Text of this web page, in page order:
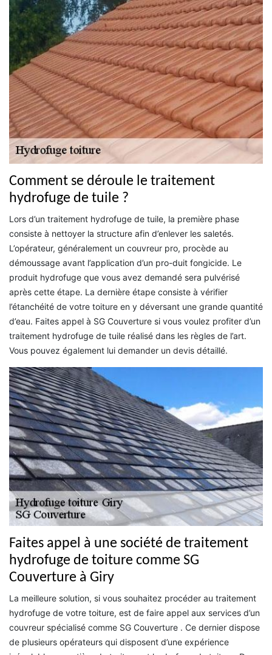
Comment se déroule le traitement
hydrofuge de tuile ?
Lors d’un traitement hydrofuge de tuile, la première phase
consiste à nettoyer la structure afin d’enlever les saletés.
L’opérateur, généralement un couvreur pro, procède au
démoussage avant l’application d’un pro-duit fongicide. Le
produit hydrofuge que vous avez demandé sera pulvérisé
après cette étape. La dernière étape consiste à vérifier
l’étanchéité de votre toiture en y déversant une grande quantité
d’eau. Faites appel à SG Couverture si vous voulez profiter d’un
traitement hydrofuge de tuile réalisé dans les règles de l’art.
Vous pouvez également lui demander un devis détaillé.
Faites appel à une société de traitement
hydrofuge de toiture comme SG
Couverture à Giry
La meilleure solution, si vous souhaitez procéder au traitement
hydrofuge de votre toiture, est de faire appel aux services d’un
couvreur spécialisé comme SG Couverture . Ce dernier dispose
de plusieurs opérateurs qui disposent d’une expérience